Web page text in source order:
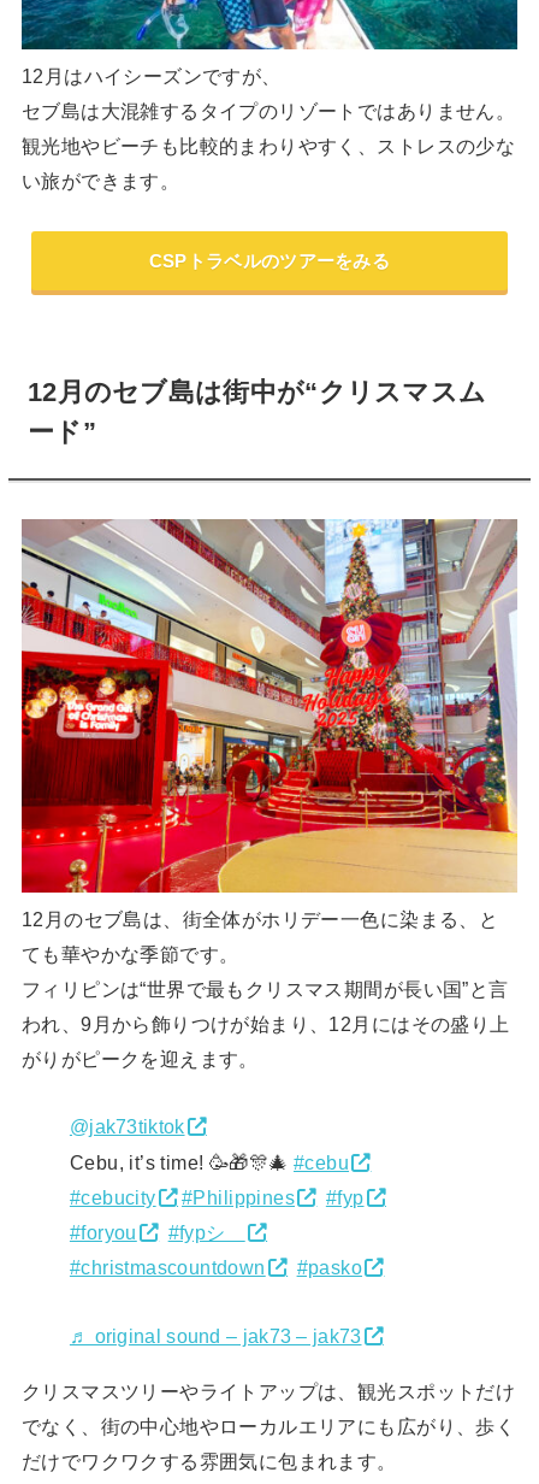
12月はハイシーズンですが、
セブ島は大混雑するタイプのリゾートではありません。
観光地やビーチも比較的まわりやすく、ストレスの少な
い旅ができます。
CSPトラベルのツアーをみる
12月のセブ島は街中が“クリスマスム
ード”
12月のセブ島は、街全体がホリデー一色に染まる、と
ても華やかな季節です。
フィリピンは“世界で最もクリスマス期間が長い国”と言
われ、9月から飾りつけが始まり、12月にはその盛り上
がりがピークを迎えます。
@jak73tiktok
Cebu, it’s time! 🥳🎁🎊🎄 #cebu
#cebucity
#Philippines
#fyp
#foryou
#fypシ゚
#christmascountdown
#pasko
♬ original sound – jak73 – jak73
クリスマスツリーやライトアップは、観光スポットだけ
でなく、街の中心地やローカルエリアにも広がり、歩く
だけでワクワクする雰囲気に包まれます。